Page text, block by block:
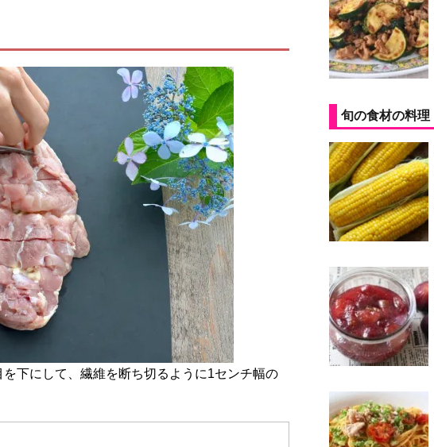
下にして、繊維を断ち切るように1センチ幅の
旬の食材の料理